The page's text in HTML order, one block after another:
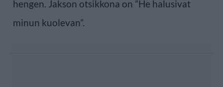
hengen. Jakson otsikkona on ”He halusivat
minun kuolevan”.